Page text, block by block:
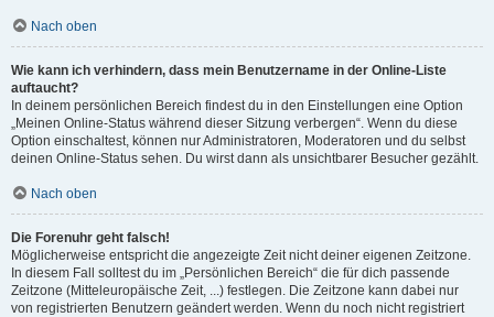
Nach oben
Wie kann ich verhindern, dass mein Benutzername in der Online-Liste
auftaucht?
In deinem persönlichen Bereich findest du in den Einstellungen eine Option
„Meinen Online-Status während dieser Sitzung verbergen“. Wenn du diese
Option einschaltest, können nur Administratoren, Moderatoren und du selbst
deinen Online-Status sehen. Du wirst dann als unsichtbarer Besucher gezählt.
Nach oben
Die Forenuhr geht falsch!
Möglicherweise entspricht die angezeigte Zeit nicht deiner eigenen Zeitzone.
In diesem Fall solltest du im „Persönlichen Bereich“ die für dich passende
Zeitzone (Mitteleuropäische Zeit, ...) festlegen. Die Zeitzone kann dabei nur
von registrierten Benutzern geändert werden. Wenn du noch nicht registriert